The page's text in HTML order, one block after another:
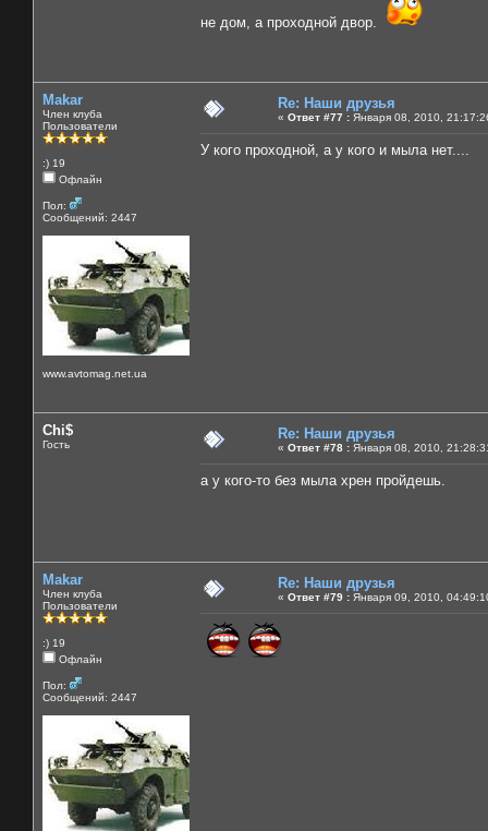
не дом, а проходной двор.
Makar
Член клуба
Пользователи
:) 19
Офлайн
Пол:
Сообщений: 2447
www.avtomag.net.ua
Re: Наши друзья
« Ответ #77 : Января 08, 2010,
У кого проходной, а у кого и мыла нет....
Chi$
Гость
Re: Наши друзья
« Ответ #78 : Января 08, 2010,
а у кого-то без мыла хрен пройдешь.
Makar
Член клуба
Пользователи
:) 19
Офлайн
Пол:
Сообщений: 2447
Re: Наши друзья
« Ответ #79 : Января 09, 2010,